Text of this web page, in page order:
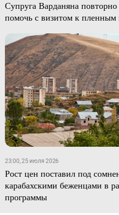
Супруга Варданяна
помочь с визитом к пленным
23:00, 25 июля 2026
Рост цен поставил под
карабахскими беженцами в
программы